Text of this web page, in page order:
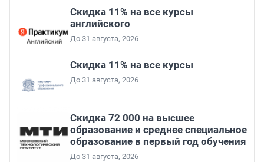
Скидка 11% на все курсы
английского
До 31 августа, 2026
Скидка 11% на все курсы
До 31 августа, 2026
Скидка 72 000 на высшее
образование и среднее специальное
образование в первый год обучения
До 31 августа, 2026